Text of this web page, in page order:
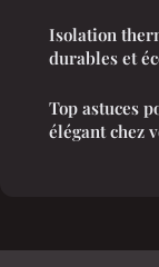
Isolation
durables et
Top astuces
élégant chez